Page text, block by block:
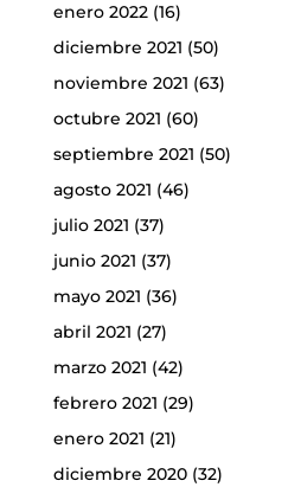
enero 2022(16)
diciembre 2021 (50)
noviembre 2021 (63)
octubre 2021 (60)
septiembre 2021 (50)
agosto 2021 (46)
julio 2021 (37)
junio 2021 (37)
mayo 2021 (36)
abril 2021 (27)
marzo 2021 (42)
febrero 2021 (29)
enero 2021 (21)
diciembre 2020(32)